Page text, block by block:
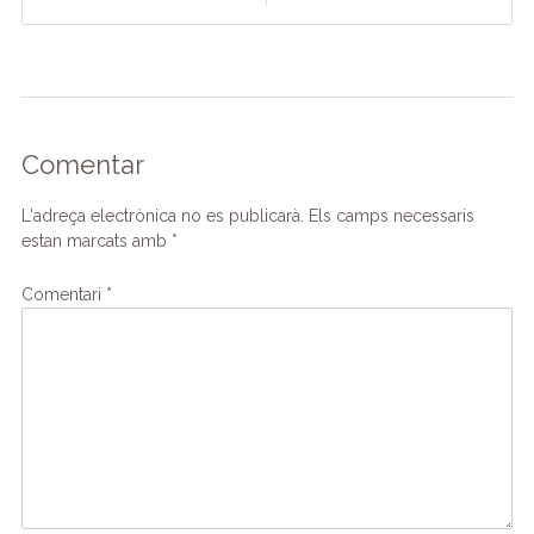
Comentar
L'adreça electrònica no es publicarà. Els camps necessaris
estan marcats amb *
Comentari *